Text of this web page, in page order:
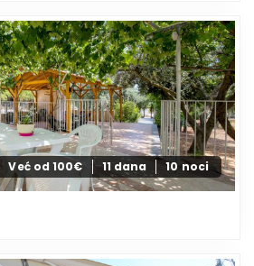
Već od 100€ 11 dana 10 noci